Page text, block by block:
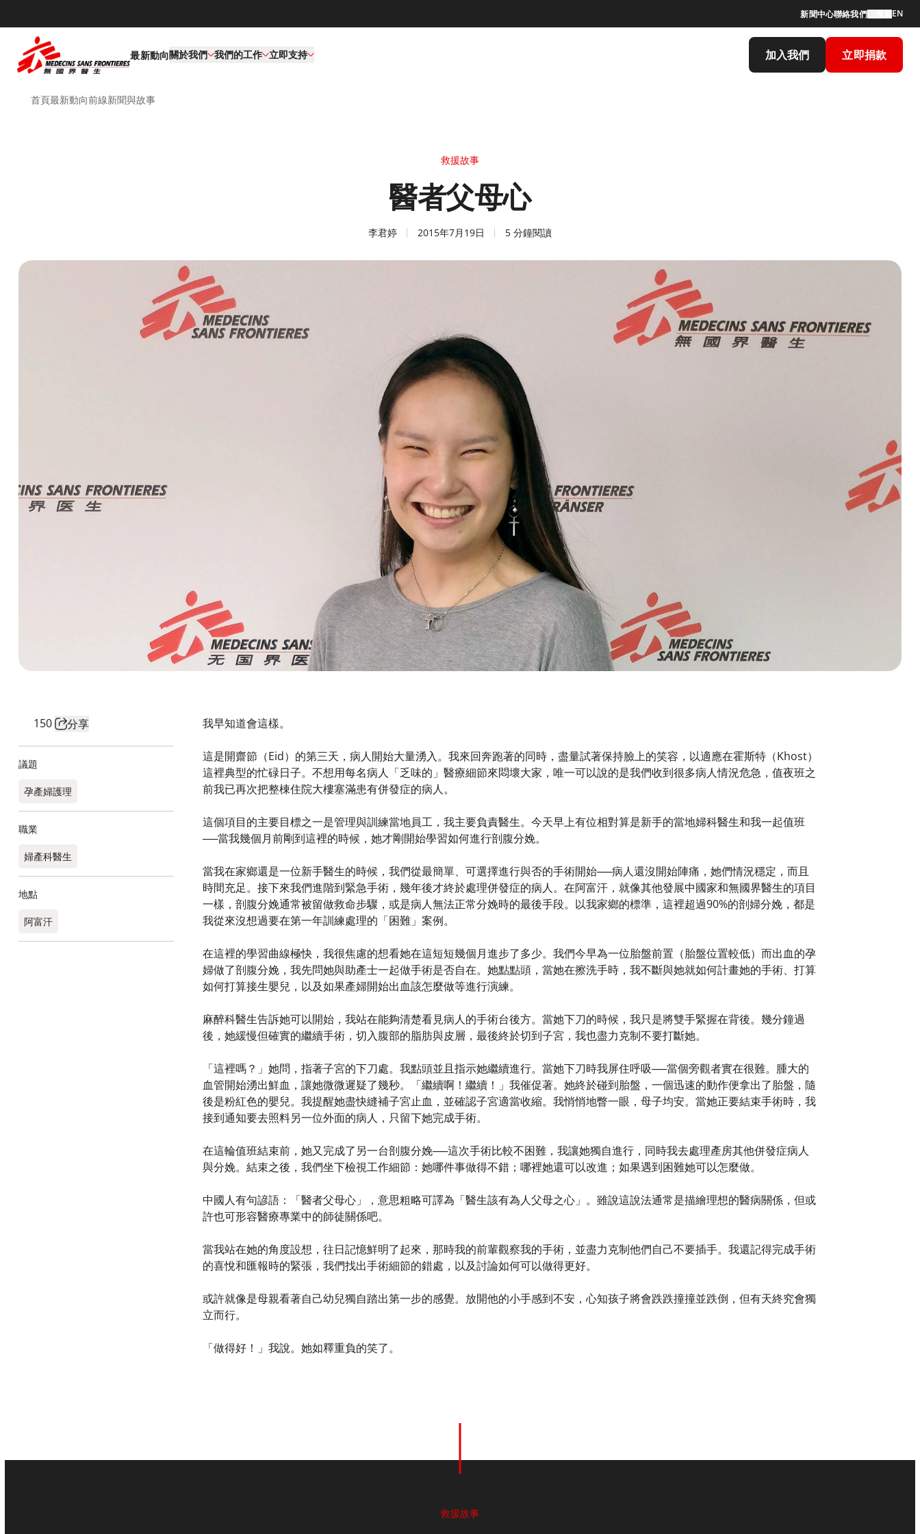
新聞中心聯絡我們 EN
最新動向關於我們 我們的工作​ 立即支持 加入我們 立即捐款
首頁最新動向前線新聞與故事
救援故事
醫者父母心
李君婷 2015年7月19日 5 分鐘閱讀
150 分享
議題
孕產婦護理
職業
婦產科醫生​
地點
阿富汗
我早知道會這樣。
這是開齋節（Eid）的第三天，病人開始大量湧入。我來回奔跑著的同時，盡量試著保持臉上的笑容，以適應在霍斯特（Khost）
這裡典型的忙碌日子。不想用每名病人「乏味的」醫療細節來悶壞大家，唯一可以說的是我們收到很多病人情況危急，值夜班之
前我已再次把整棟住院大樓塞滿患有併發症的病人。
這個項目的主要目標之一是管理與訓練當地員工，我主要負責醫生。今天早上有位相對算是新手的當地婦科醫生和我一起值班
──當我幾個月前剛到這裡的時候，她才剛開始學習如何進行剖腹分娩。
當我在家鄉還是一位新手醫生的時候，我們從最簡單、可選擇進行與否的手術開始──病人還沒開始陣痛，她們情況穩定，而且
時間充足。接下來我們進階到緊急手術，幾年後才終於處理併發症的病人。在阿富汗，就像其他發展中國家和無國界醫生的項目
一樣，剖腹分娩通常被留做救命步驟，或是病人無法正常分娩時的最後手段。以我家鄉的標準，這裡超過90%的剖婦分娩，都是
我從來沒想過要在第一年訓練處理的「困難」案例。
在這裡的學習曲線極快，我很焦慮的想看她在這短短幾個月進步了多少。我們今早為一位胎盤前置（胎盤位置較低）而出血的孕
婦做了剖腹分娩，我先問她與助產士一起做手術是否自在。她點點頭，當她在擦洗手時，我不斷與她就如何計畫她的手術、打算
如何打算接生嬰兒，以及如果產婦開始出血該怎麼做等進行演練。
麻醉科醫生告訴她可以開始，我站在能夠清楚看見病人的手術台後方。當她下刀的時候，我只是將雙手緊握在背後。幾分鐘過
後，她緩慢但確實的繼續手術，切入腹部的脂肪與皮層，最後終於切到子宮，我也盡力克制不要打斷她。
「這裡嗎？」她問，指著子宮的下刀處。我點頭並且指示她繼續進行。當她下刀時我屏住呼吸──當個旁觀者實在很難。腫大的
血管開始湧出鮮血，讓她微微遲疑了幾秒。「繼續啊！繼續！」我催促著。她終於碰到胎盤，一個迅速的動作便拿出了胎盤，隨
後是粉紅色的嬰兒。我提醒她盡快縫補子宮止血，並確認子宮適當收縮。我悄悄地瞥一眼，母子均安。當她正要結束手術時，我
接到通知要去照料另一位外面的病人，只留下她完成手術。
在這輪值班結束前，她又完成了另一台剖腹分娩──這次手術比較不困難，我讓她獨自進行，同時我去處理產房其他併發症病人
與分娩。結束之後，我們坐下檢視工作細節：她哪件事做得不錯；哪裡她還可以改進；如果遇到困難她可以怎麼做。
中國人有句諺語：「醫者父母心」，意思粗略可譯為「醫生該有為人父母之心」。雖說這說法通常是描繪理想的醫病關係，但或
許也可形容醫療專業中的師徒關係吧。
當我站在她的角度設想，往日記憶鮮明了起來，那時我的前輩觀察我的手術，並盡力克制他們自己不要插手。我還記得完成手術
的喜悅和匯報時的緊張，我們找出手術細節的錯處，以及討論如何可以做得更好。
或許就像是母親看著自己幼兒獨自踏出第一步的感覺。放開他的小手感到不安，心知孩子將會跌跌撞撞並跌倒，但有天終究會獨
立而行。
「做得好！」我說。她如釋重負的笑了。
救援故事